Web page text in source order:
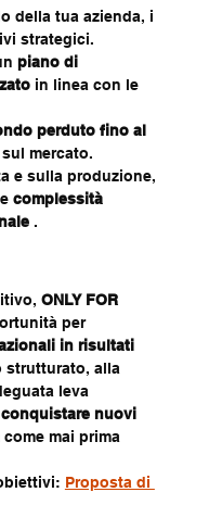
della tua azienda, i
strategici.
piano di
in linea con le
perduto fino al
mercato.
e sulla produzione,
complessità
.
ONLY FOR
per
in risultati
strutturato, alla
leva
conquistare nuovi
come mai prima
Proposta di